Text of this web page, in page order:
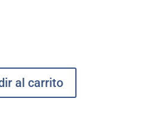
al carrito